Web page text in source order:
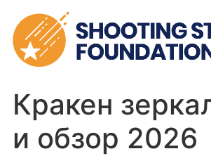
Кракен
и обзор 2026